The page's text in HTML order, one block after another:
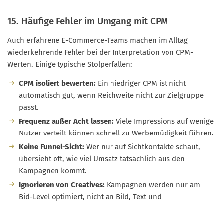
15. Häufige Fehler im Umgang mit CPM
Auch erfahrene E-Commerce-Teams machen im Alltag
wiederkehrende Fehler bei der Interpretation von CPM-
Werten. Einige typische Stolperfallen:
CPM isoliert bewerten: Ein niedriger CPM ist nicht
automatisch gut, wenn Reichweite nicht zur Zielgruppe
passt.
Frequenz außer Acht lassen: Viele Impressions auf wenige
Nutzer verteilt können schnell zu Werbemüdigkeit führen.
Keine Funnel-Sicht: Wer nur auf Sichtkontakte schaut,
übersieht oft, wie viel Umsatz tatsächlich aus den
Kampagnen kommt.
Ignorieren von Creatives: Kampagnen werden nur am
Bid-Level optimiert, nicht an Bild, Text und